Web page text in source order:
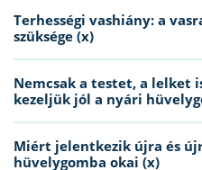
Terhességi vashiány: a
szüksége (x)
Nemcsak a testet, a lelket
kezeljük jól a nyári
Miért jelentkezik újra és
hüvelygomba okai (x)